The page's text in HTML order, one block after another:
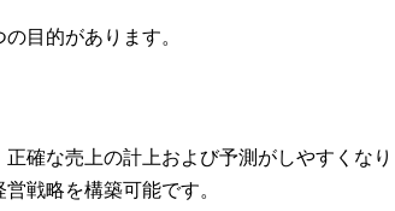
目的があります。
確な売上の計上および予測がしやすくな
戦略を構築可能です。